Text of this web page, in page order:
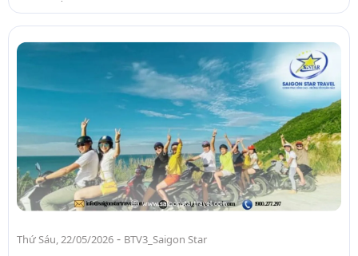
Thứ Sáu, 22/05/2026 - BTV3_Saigon Star